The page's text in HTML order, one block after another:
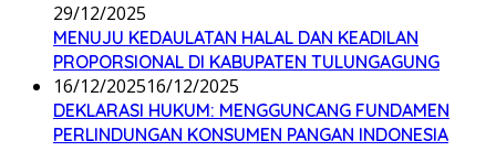
29/12/2025
MENUJU KEDAULATAN HALAL DAN KEADILAN
PROPORSIONAL DI KABUPATEN TULUNGAGUNG
16/12/202516/12/2025
DEKLARASI HUKUM: MENGGUNCANG FUNDAMEN
PERLINDUNGAN KONSUMEN PANGAN INDONESIA